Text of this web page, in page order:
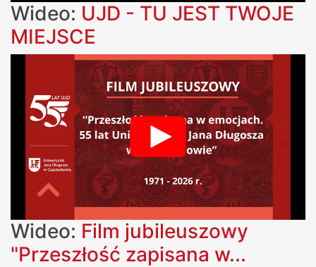
Wideo: UJD - TU JEST TWOJE
MIEJSCE
Wideo: Film jubileuszowy
"Przeszłość zapisana w...